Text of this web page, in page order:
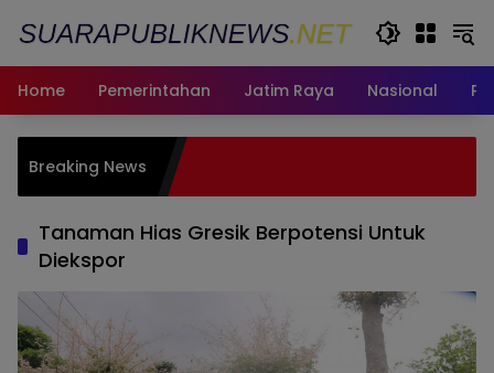
Home
Pemerintahan Jatim Raya Nasional
Breaking News
Tanaman Hias Gresik Berpotensi Untuk
Diekspor